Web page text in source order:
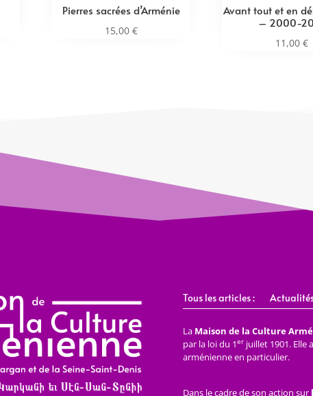
Pierres sacrées d’Arménie
15,00 €
Avant tout et en
– 2000-
11,00 €
Tous les articles :
La Maison de la Culture
par la loi du 1erjuillet 1901. Elle
arménienne en particulier.
Dans le cadre de son action sur